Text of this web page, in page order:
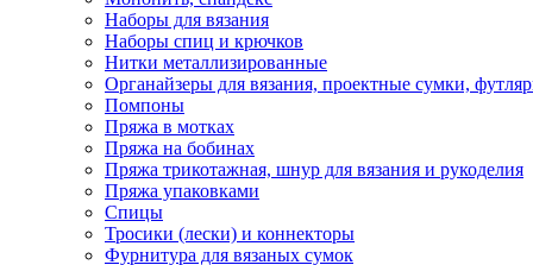
Наборы для вязания
Наборы спиц и крючков
Нитки металлизированные
Органайзеры для вязания, проектные сумки,
Помпоны
Пряжа в мотках
Пряжа на бобинах
Пряжа трикотажная, шнур для вязания и рукоделия
Пряжа упаковками
Спицы
Тросики (лески) и коннекторы
Фурнитура для вязаных сумок